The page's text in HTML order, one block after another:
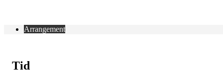
Arrangement
Tid